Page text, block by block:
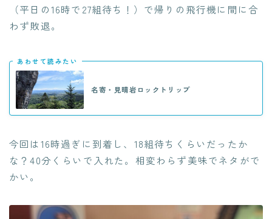
（平日の16時で27組待ち！）で帰りの飛行機に間に合
わず敗退。
あわせて読みたい
名寄・見晴岩ロックトリップ
今回は16時過ぎに到着し、18組待ちくらいだったか
な？40分くらいで入れた。相変わらず美味でネタがで
かい。